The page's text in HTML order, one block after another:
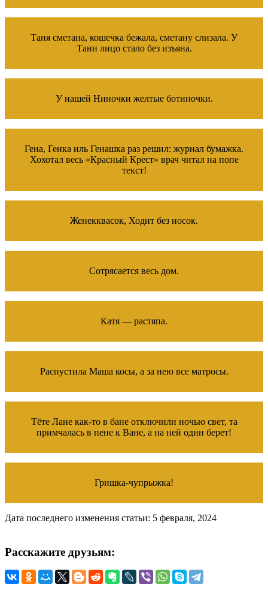
Таня сметана, кошечка бежала, сметану слизала. У
Тани лицо стало без изъяна.
У нашей Ниночки желтые ботиночки.
Гена, Генка иль Генашка раз решил: журнал бумажка.
Хохотал весь «Красный Крест» врач читал на попе
текст!
Женекквасок, Ходит без носок.
Сотpясается весь дом.
Катя — растяпа.
Распустила Маша косы, а за нею все матросы.
Тёте Лане как-то в бане отключили ночью свет, та
примчалась в пене к Ване, а на ней один берет!
Гришка-чупрыжка!
Дата последнего изменения статьи: 5 февраля, 2024
Расскажите друзьям: